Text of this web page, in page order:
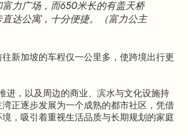
富力广场，而650米长的有盖天桥
直达公寓，十分便捷。（富力公主
新加坡的车程仅一公里多，使跨境出行更
进，以及周边的商业、滨水与文化设施持
正逐步发展为一个成熟的都市社区，凭借
，吸引着重视生活品质与长期规划的家庭